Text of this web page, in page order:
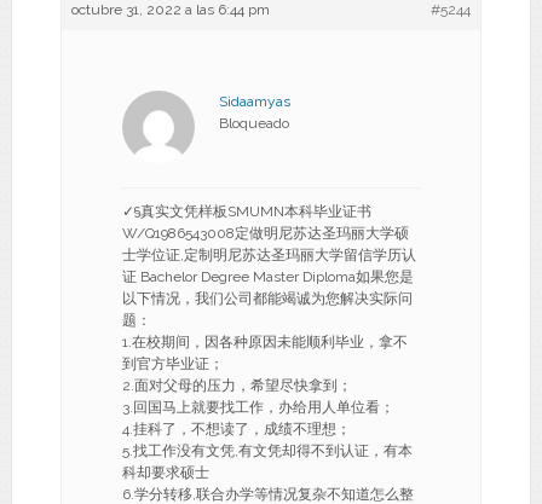
octubre 31, 2022 a las 6:44 pm #5244
Sidaamyas
Bloqueado
✓§真实文凭样板SMUMN本科毕业证书
W/Q1986543008定做明尼苏达圣玛丽大学硕
士学位证,定制明尼苏达圣玛丽大学留信学历认
证 Bachelor Degree Master Diploma如果您是
以下情况，我们公司都能竭诚为您解决实际问
题：
1.在校期间，因各种原因未能顺利毕业，拿不
到官方毕业证；
2.面对父母的压力，希望尽快拿到；
3.回国马上就要找工作，办给用人单位看；
4.挂科了，不想读了，成绩不理想；
5.找工作没有文凭,有文凭却得不到认证，有本
科却要求硕士
6.学分转移,联合办学等情况复杂不知道怎么整